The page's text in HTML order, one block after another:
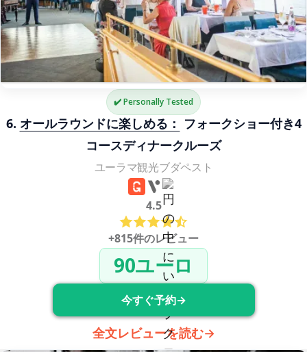
✔️ Personally Tested
6. オールラウンドに楽しめる： フォークショー付き4
コースディナークルーズ
ユーラマ観光ブダペスト
4.5
+815件のレビュー
90ユーロ
今すぐ予約→
全文レビューを読む→